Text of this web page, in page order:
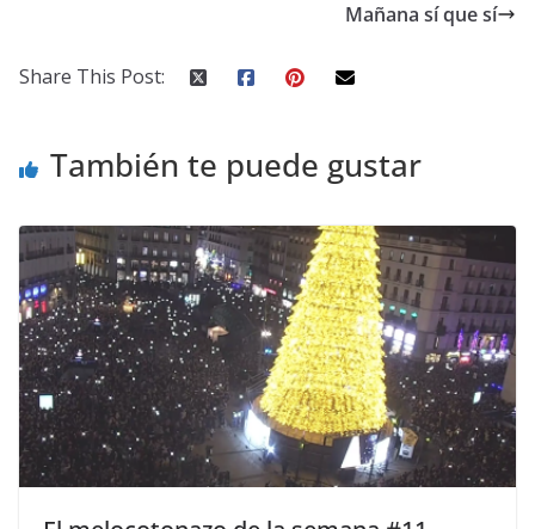
Mañana sí que sí
Share This Post:
También te puede gustar